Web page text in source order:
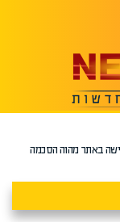
באתר מהוה הסכמה